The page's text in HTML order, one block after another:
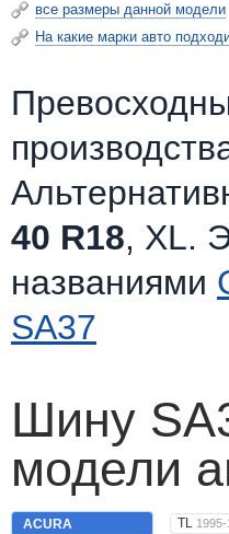
все размеры данной модели
На какие марки авто
40 R18, XL.
названиями
SA37
Шину
модели
ACURA TL